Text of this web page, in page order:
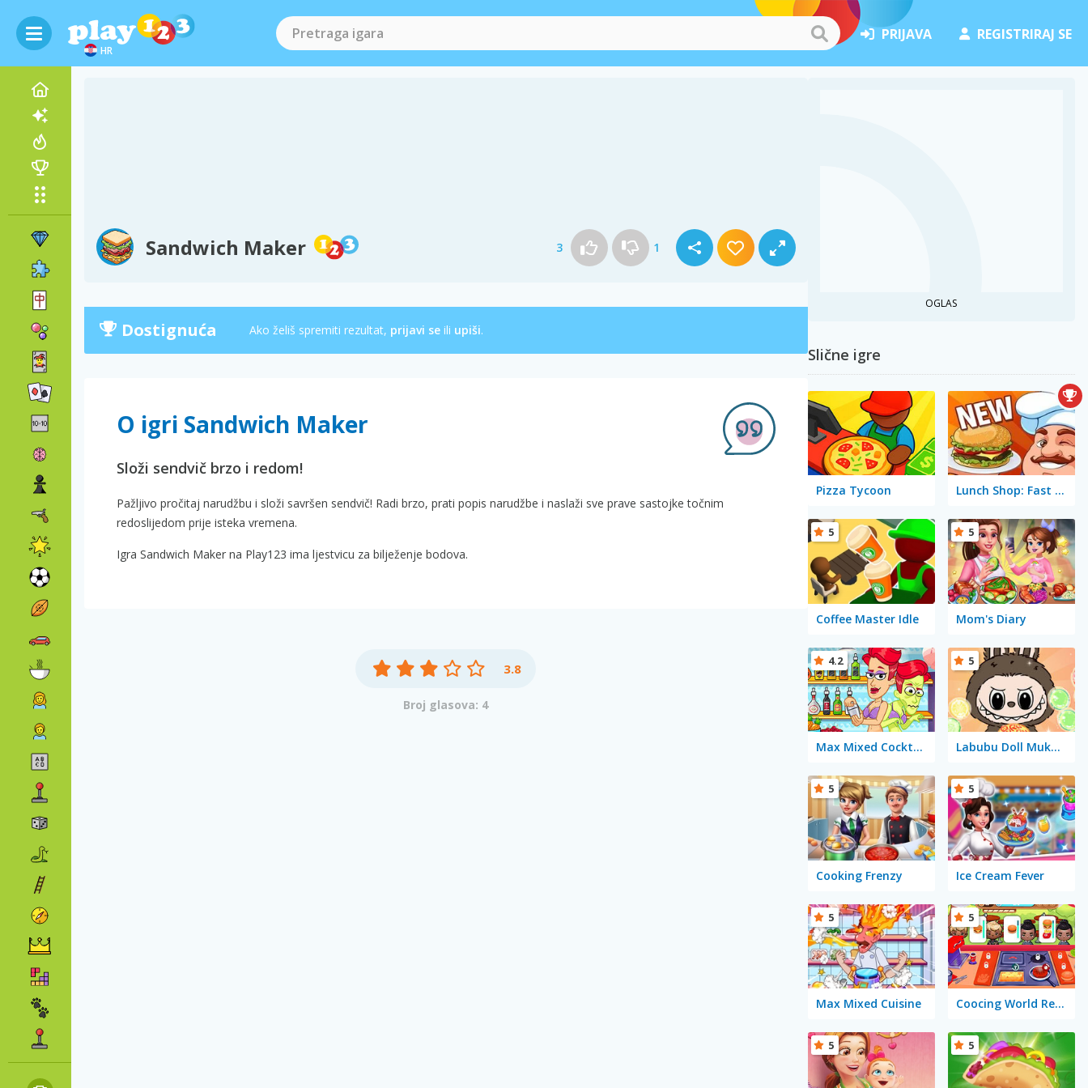
HR
PRIJAVA REGISTRIRAJ SE
Sandwich Maker 3 1
Dostignuća Ako želiš spremiti rezultat, prijavi se ili upiši.
O igri Sandwich Maker
Složi sendvič brzo i redom!
Pažljivo pročitaj narudžbu i složi savršen sendvič! Radi brzo, prati popis narudžbe i naslaži sve prave sastojke točnim
redoslijedom prije isteka vremena.
Igra Sandwich Maker na Play123 ima ljestvicu za bilježenje bodova.
3.8
Broj glasova: 4
OGLAS
Slične igre
Pizza Tycoon Lunch Shop: Fast Food
Coffee Master Idle
5
Mom's Diary
5
Max Mixed Cocktails
4.2
Labubu Doll Mukbang ASMR Unblocked
5
Cooking Frenzy
5
Ice Cream Fever
5
Max Mixed Cuisine
5
Coocing World Reboot
5
5 5